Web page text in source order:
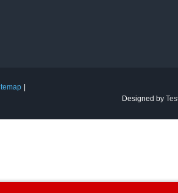
Designed by